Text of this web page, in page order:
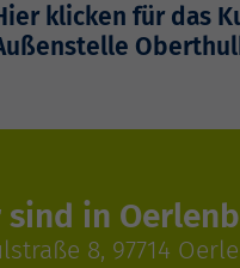
klicken für das
sind in
8, 97714